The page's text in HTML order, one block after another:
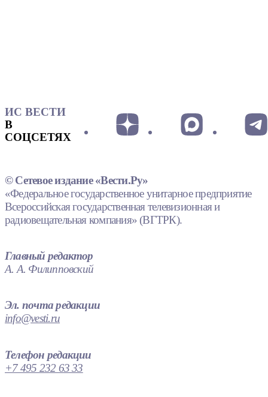
ИС ВЕСТИ
В
СОЦСЕТЯХ
© Сетевое издание «Вести.Ру»
«Федеральное государственное унитарное предприятие
Всероссийская государственная телевизионная и
радиовещательная компания» (ВГТРК).
Главный редактор
А. А. Филипповский
Эл. почта редакции
info@vesti.ru
Телефон редакции
+7 495 232 63 33